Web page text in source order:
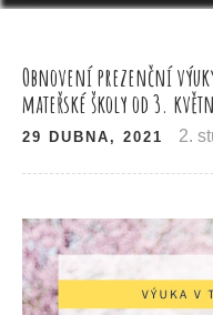
Obnovení prezenční
mateřské školy od 3.
29 DUBNA, 2021 2.